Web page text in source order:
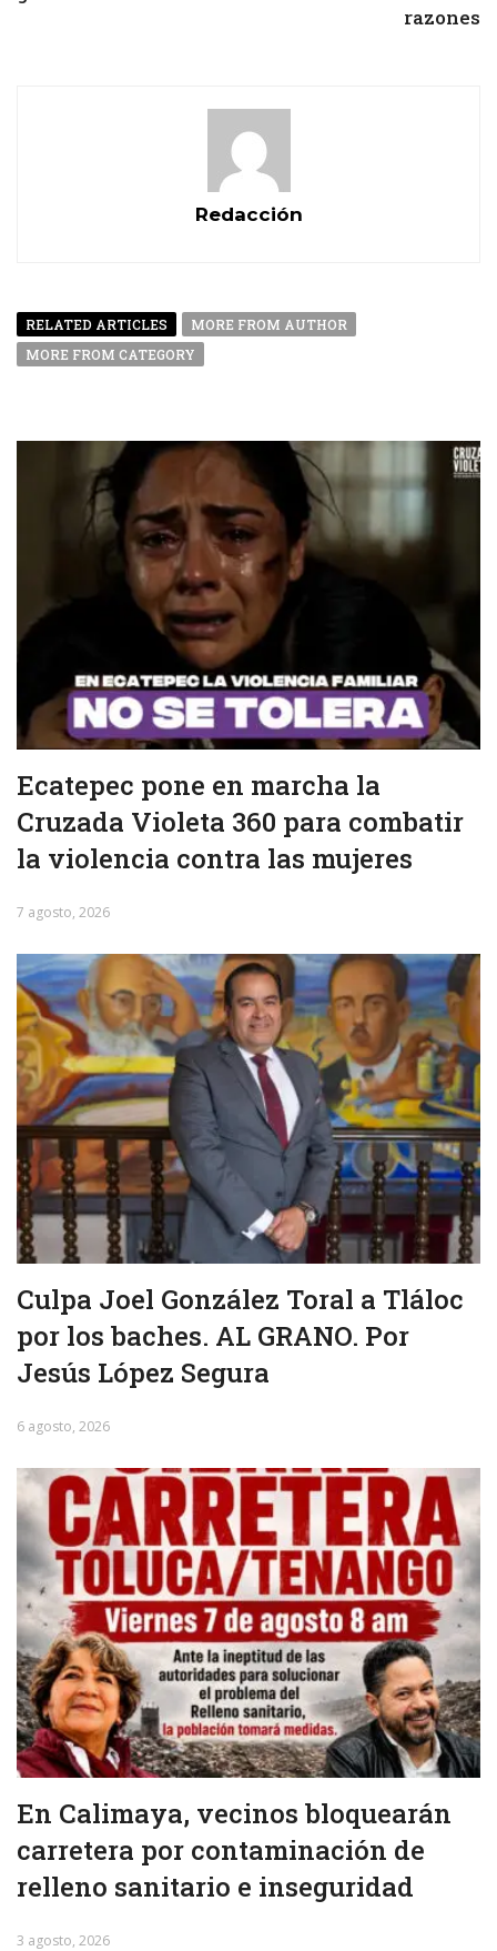
razones
Redacción
RELATED ARTICLES
MORE FROM AUTHOR
MORE FROM CATEGORY
Ecatepec pone en marcha la
Cruzada Violeta 360 para combatir
la violencia contra las mujeres
7 agosto, 2026
Culpa Joel González Toral a Tláloc
por los baches. AL GRANO. Por
Jesús López Segura
6 agosto, 2026
En Calimaya, vecinos bloquearán
carretera por contaminación de
relleno sanitario e inseguridad
3 agosto, 2026